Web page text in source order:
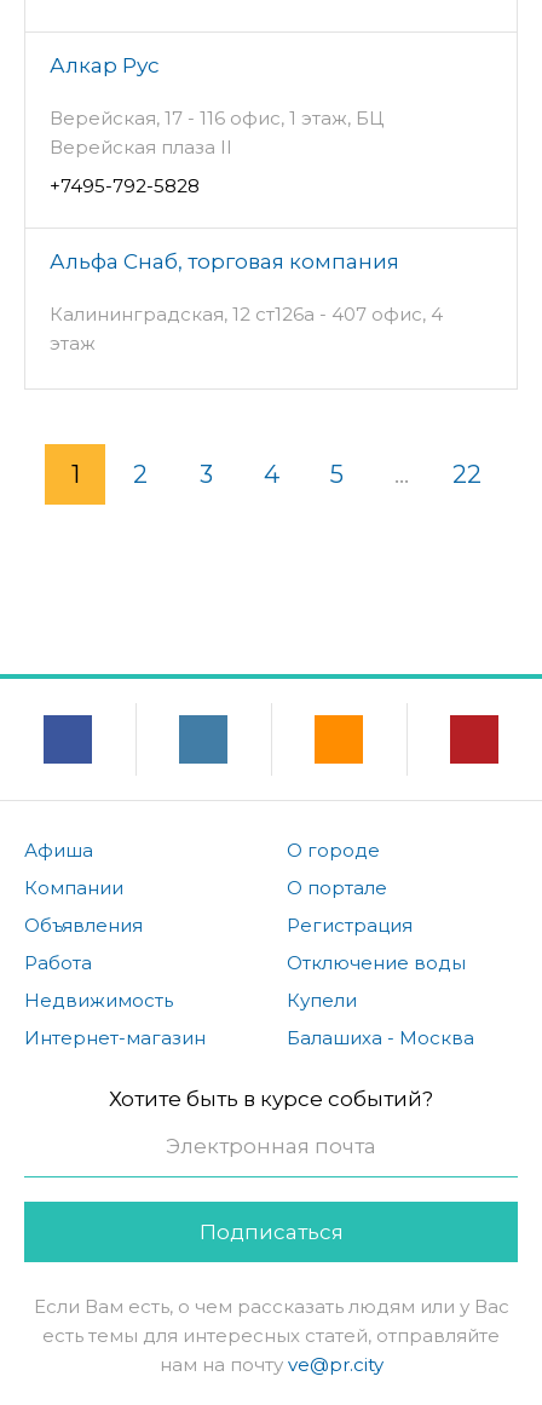
Алкар Рус
Верейская, 17 - 116 офис, 1 этаж, БЦ
Верейская плаза II
+7495-792-5828
Альфа Снаб, торговая компания
Калининградская, 12 ст126а - 407 офис, 4
этаж
1 2 3 4 5 ... 22
Афиша
Компании
Объявления
Работа
Недвижимость
Интернет-магазин
О городе
О портале
Регистрация
Отключение воды
Купели
Балашиха - Москва
Хотите быть в курсе событий?
Подписаться
Если Вам есть, о чем рассказать людям или у Вас
есть темы для интересных статей, отправляйте
нам на почту ve@pr.city